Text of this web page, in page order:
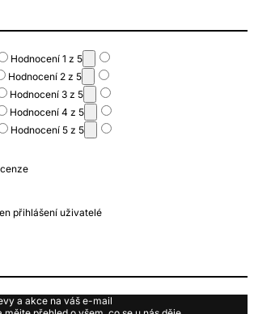
Hodnocení 1 z 5
Hodnocení 2 z 5
Hodnocení 3 z 5
Hodnocení 4 z 5
Hodnocení 5 z 5
přihlášení uživatelé
a akce na váš e-mail